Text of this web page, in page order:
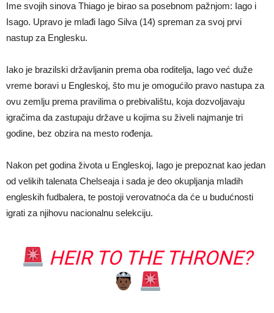
Ime svojih sinova Thiago je birao sa posebnom pažnjom: Iago i
Isago. Upravo je mlađi Iago Silva (14) spreman za svoj prvi
nastup za Englesku.
Iako je brazilski državljanin prema oba roditelja, Iago već duže
vreme boravi u Engleskoj, što mu je omogućilo pravo nastupa za
ovu zemlju prema pravilima o prebivalištu, koja dozvoljavaju
igračima da zastupaju države u kojima su živeli najmanje tri
godine, bez obzira na mesto rođenja.
Nakon pet godina života u Engleskoj, Iago je prepoznat kao jedan
od velikih talenata Chelseaja i sada je deo okupljanja mladih
engleskih fudbalera, te postoji verovatnoća da će u budućnosti
igrati za njihovu nacionalnu selekciju.
HEIR TO THE THRONE?